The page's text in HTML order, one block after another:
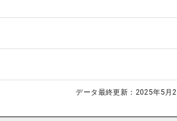
データ最終更新： 2025年5月